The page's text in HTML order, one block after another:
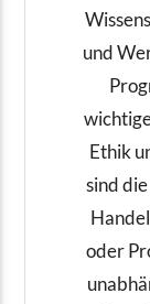
und
Ethik
sind
oder